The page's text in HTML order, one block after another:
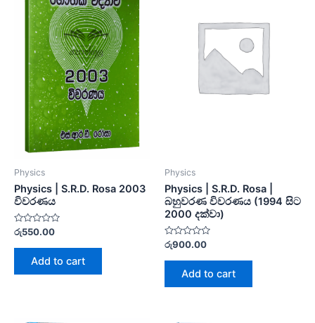
Physics
Physics | S.R.D. Rosa 2003
විවරණය
Rated
out
රු550.00
Add to cart
Physics
Physics | S.R.D. Rosa |
බහුවරණ විවරණය (1994 සිට
2000 දක්වා)
Rated
out
රු900.00
Add to cart